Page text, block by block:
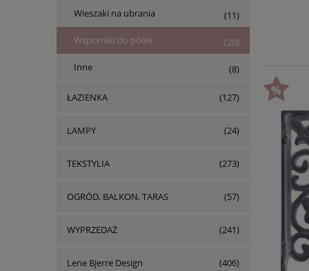
Wieszaki na ubrania (11)
Wsporniki do półek (20)
Inne (8)
ŁAZIENKA (127)
LAMPY (24)
TEKSTYLIA (273)
OGRÓD, BALKON, TARAS (57)
WYPRZEDAŻ (241)
Lene Bjerre Design (406)